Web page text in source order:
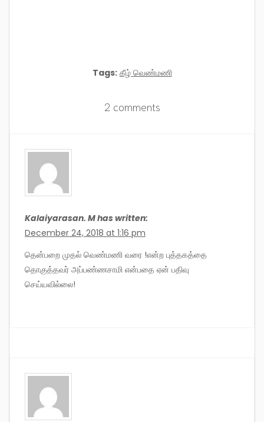
Tags: கீழ் வெண்மணி
2 comments
Kalaiyarasan. M has written:
December 24, 2018 at 1:16 pm
தென்பறை முதல் வெண்மணி வரை !என்ற புத்தகத்தை
தொகுத்தவர் அப்பண்ணசாமி என்பதை ஏன் பதிவு
செய்யவில்லை!